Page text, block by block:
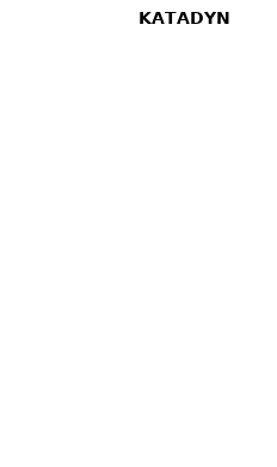
𝗞𝗔𝗧𝗔𝗗𝗬𝗡